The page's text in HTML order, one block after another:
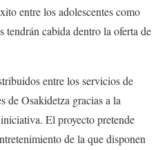
entre los adolescentes como
tendrán cabida dentro la oferta de
entre los servicios de
de Osakidetza gracias a la
El proyecto pretende
de la que disponen